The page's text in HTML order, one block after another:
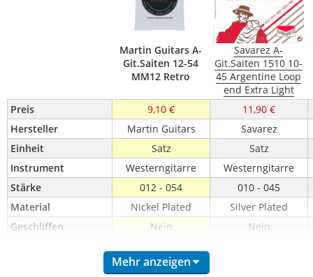
Martin Guitars A-
Git.Saiten 12-54
MM12 Retro
Savarez A-
Git.Saiten 1510 10-
45 Argentine Loop
end Extra Light
Preis
9,10 €
11,90 €
Hersteller
Martin Guitars
Savarez
Einheit
Satz
Satz
Instrument
Westerngitarre
Westerngitarre
Stärke
012 - 054
010 - 045
Material
Nickel Plated
Silver Plated
Geschliffen
Nein
Nein
Nein
Mehr anzeigen